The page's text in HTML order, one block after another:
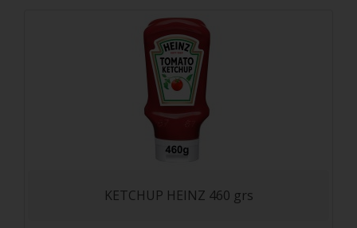
KETCHUP HEINZ 460 grs